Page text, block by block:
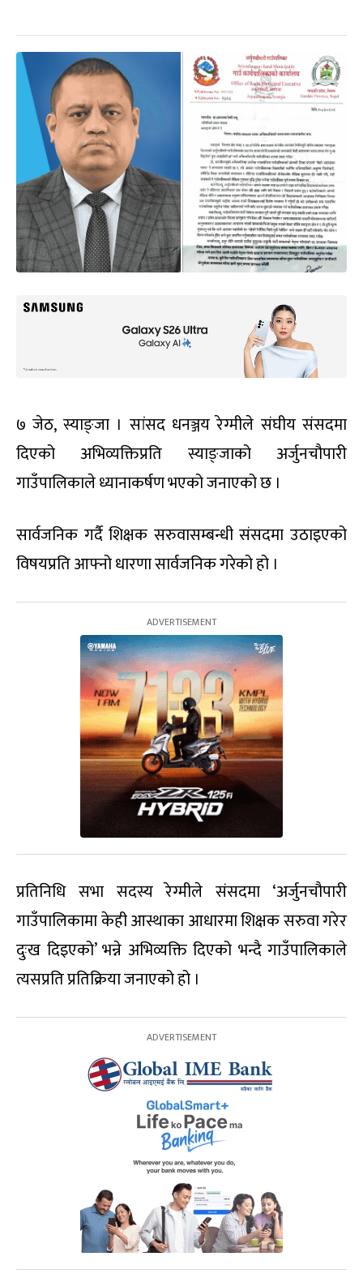
७ जेठ, स्याङ्जा । सांसद धनञ्जय रेग्मीले संघीय संसदमा
दिएको अभिव्यक्तिप्रति स्याङ्जाको अर्जुनचौपारी
गाउँपालिकाले ध्यानाकर्षण भएको जनाएको छ ।
सार्वजनिक गर्दै शिक्षक सरुवासम्बन्धी संसदमा उठाइएको
विषयप्रति आफ्नो धारणा सार्वजनिक गरेको हो ।
प्रतिनिधि सभा सदस्य रेग्मीले संसदमा ‘अर्जुनचौपारी
गाउँपालिकामा केही आस्थाका आधारमा शिक्षक सरुवा गरेर
दुःख दिइएको’ भन्ने अभिव्यक्ति दिएको भन्दै गाउँपालिकाले
त्यसप्रति प्रतिक्रिया जनाएको हो ।